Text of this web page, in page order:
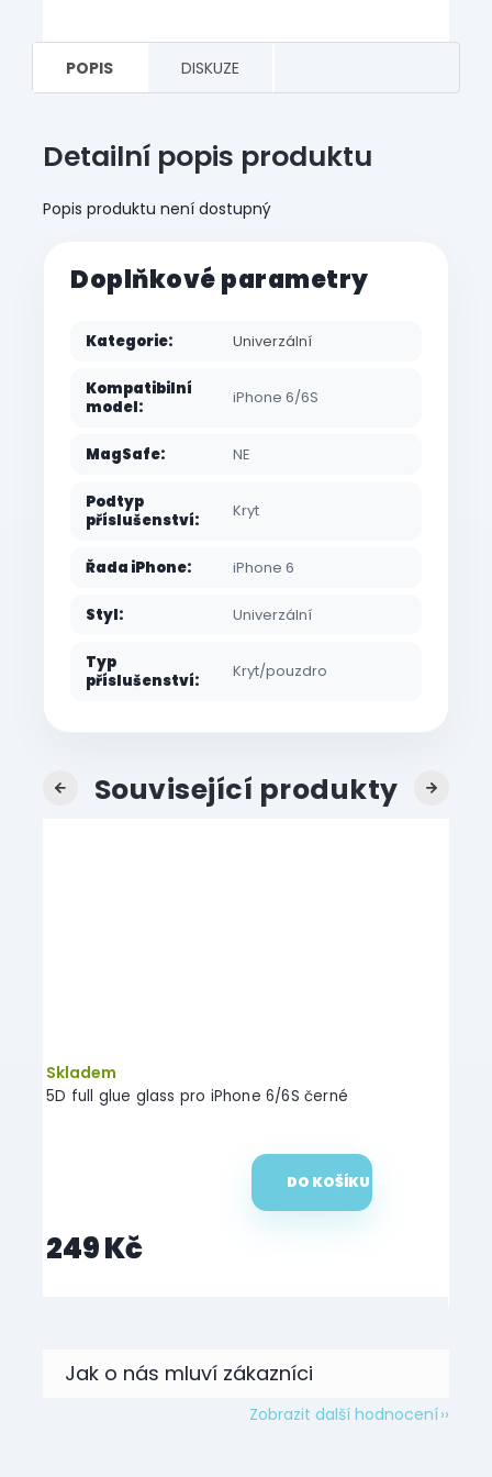
POPIS DISKUZE
Detailní popis produktu
Popis produktu není dostupný
Doplňkové parametry
Kategorie: Univerzální
Kompatibilní
model: iPhone 6/6S
MagSafe: NE
Podtyp
příslušenství: Kryt
Řada iPhone: iPhone 6
Styl: Univerzální
Typ
příslušenství: Kryt/pouzdro
Související produkty
Previous
5D full glue glass pro iPhone 6/6S černé
Skladem
249 Kč
DO KOŠÍKU
Next
Zobrazit další hodnocení